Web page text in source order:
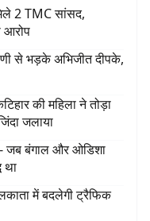
2 TMC सांसद,
आरोप
से भड़के अभिजीत दीपके,
की महिला ने तोड़ा
जलाया
जब बंगाल और ओडिशा
था
में बदलेगी ट्रैफिक